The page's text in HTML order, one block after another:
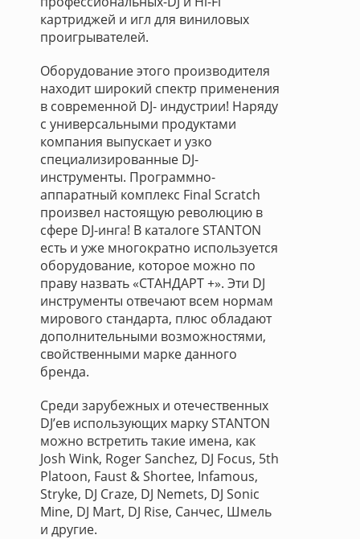
картриджей и игл для виниловых
проигрывателей.
Оборудование этого производителя
находит широкий спектр применения
в современной DJ- индустрии! Наряду
с универсальными продуктами
компания выпускает и узко
специализированные DJ-
инструменты. Программно-
аппаратный комплекс Final Scratch
произвел настоящую революцию в
сфере DJ-инга! В каталоге STANTON
есть и уже многократно используется
оборудование, которое можно по
праву назвать «СТАНДАРТ +». Эти DJ
инструменты отвечают всем нормам
мирового стандарта, плюс обладают
дополнительными возможностями,
свойственными марке данного
бренда.
Среди зарубежных и отечественных
DJ’ев использующих марку STANTON
можно встретить такие имена, как
Josh Wink, Roger Sanchez, DJ Focus, 5th
Platoon, Faust & Shortee, Infamous,
Stryke, DJ Craze, DJ Nemets, DJ Sonic
Mine, DJ Mart, DJ Rise, Санчес, Шмель
и другие.